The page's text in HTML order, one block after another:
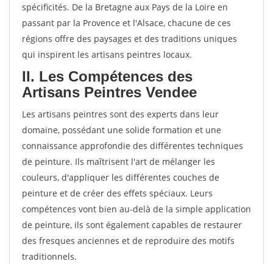
spécificités. De la Bretagne aux Pays de la Loire en
passant par la Provence et l'Alsace, chacune de ces
régions offre des paysages et des traditions uniques
qui inspirent les artisans peintres locaux.
II. Les Compétences des
Artisans Peintres Vendee
Les artisans peintres sont des experts dans leur
domaine, possédant une solide formation et une
connaissance approfondie des différentes techniques
de peinture. Ils maîtrisent l'art de mélanger les
couleurs, d'appliquer les différentes couches de
peinture et de créer des effets spéciaux. Leurs
compétences vont bien au-delà de la simple application
de peinture, ils sont également capables de restaurer
des fresques anciennes et de reproduire des motifs
traditionnels.